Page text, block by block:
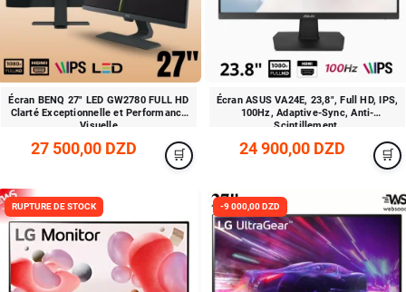
Écran BENQ 27" LED GW2780 FULL HD
Clarté Exceptionnelle et Performance
Visuelle
27 500,00 DZD
Écran ASUS VA24E, 23,8", Full HD, IPS,
100Hz, Adaptive-Sync, Anti-
Scintillement.
24 900,00 DZD
RUPTURE DE STOCK -9 000,00 DZD